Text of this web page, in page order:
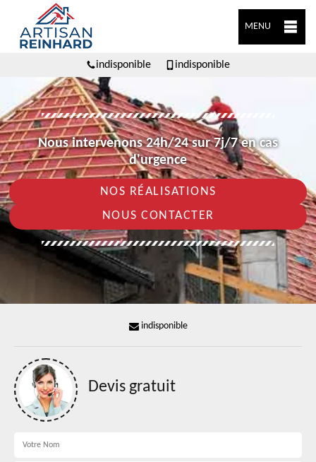
MENU
indisponible indisponible
Nous intervenons 24h/24 sur 7j/7 en cas
d'urgence
NOS RÉALISATIONS
NOUS CONTACTER
indisponible
Devis gratuit